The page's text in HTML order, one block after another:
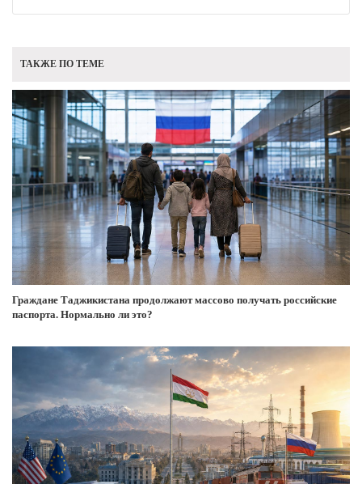
ТАКЖЕ ПО ТЕМЕ
Граждане Таджикистана продолжают массово получать российские
паспорта. Нормально ли это?